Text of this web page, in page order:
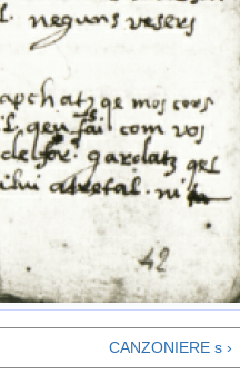
CANZONIERE s ›